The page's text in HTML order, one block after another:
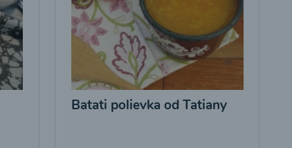
Batati polievka od Tatiany